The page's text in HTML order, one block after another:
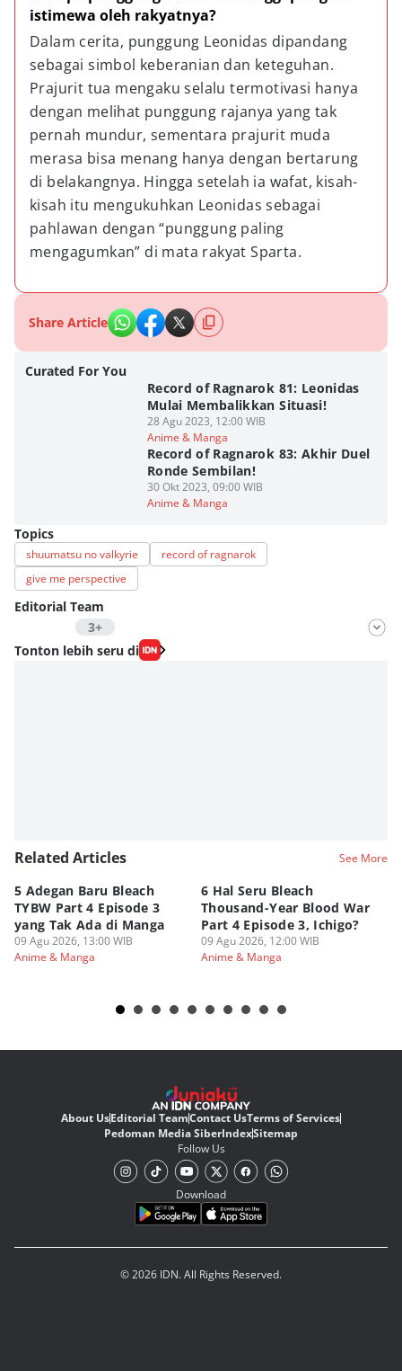
istimewa oleh rakyatnya?
Dalam cerita, punggung Leonidas dipandang
sebagai simbol keberanian dan keteguhan.
Prajurit tua mengaku selalu termotivasi hanya
dengan melihat punggung rajanya yang tak
pernah mundur, sementara prajurit muda
merasa bisa menang hanya dengan bertarung
di belakangnya. Hingga setelah ia wafat, kisah-
kisah itu mengukuhkan Leonidas sebagai
pahlawan dengan “punggung paling
mengagumkan” di mata rakyat Sparta.
Share Article
Curated For You
Record of Ragnarok 81: Leonidas
Mulai Membalikkan Situasi!
28 Agu 2023, 12:00 WIB
Anime & Manga
Record of Ragnarok 83: Akhir Duel
Ronde Sembilan!
30 Okt 2023, 09:00 WIB
Anime & Manga
Topics
shuumatsu no valkyrie
record of ragnarok
give me perspective
Editorial Team
3+
Editor
Fahrul Razi Uni Nurullah
Tonton lebih seru di
Related Articles See More
5 Adegan Baru Bleach
TYBW Part 4 Episode 3
yang Tak Ada di Manga
09 Agu 2026, 13:00 WIB
Anime & Manga
6 Hal Seru Bleach
Thousand-Year Blood War
Part 4 Episode 3, Ichigo?
09 Agu 2026, 12:00 WIB
Anime & Manga
About UsEditorial TeamContact UsTerms of Services
Pedoman Media SiberIndexSitemap
Follow Us
Download
© 2026 IDN. All Rights Reserved.